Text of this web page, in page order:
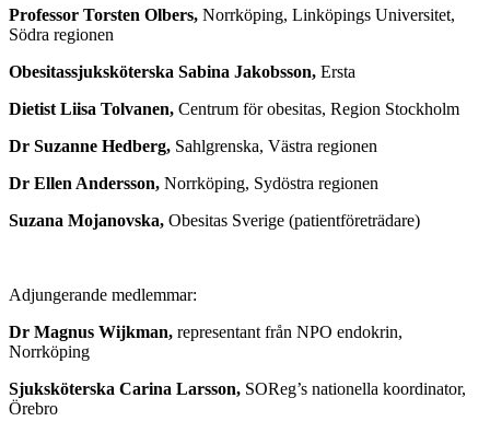
Professor Torsten Olbers, Norrköping, Linköpings Universitet,
Södra regionen
Obesitassjuksköterska Sabina Jakobsson, Ersta
Dietist Liisa Tolvanen, Centrum för obesitas, Region Stockholm
Dr Suzanne Hedberg, Sahlgrenska, Västra regionen
Dr Ellen Andersson, Norrköping, Sydöstra regionen
Suzana Mojanovska, Obesitas Sverige (patientföreträdare)
Adjungerande medlemmar:
Dr Magnus Wijkman, representant från NPO endokrin,
Norrköping
Sjuksköterska Carina Larsson, SOReg’s nationella koordinator,
Örebro